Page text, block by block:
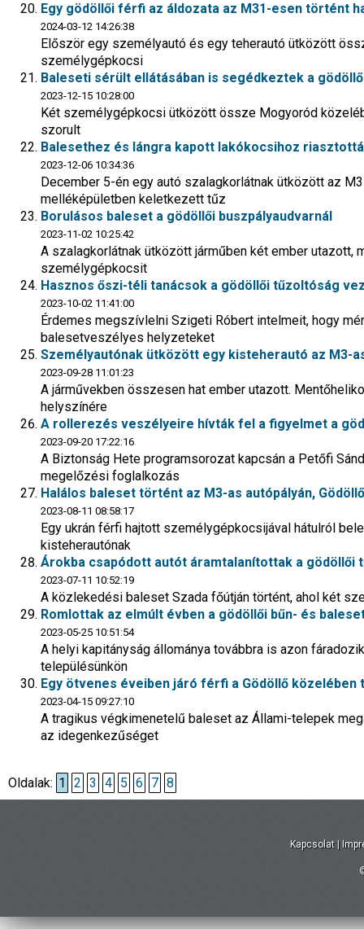
Egy gödöllői férfi az áldozata az M31-esen történt
2024-03-12 14:26:38
Először egy személyautó és egy teherautó ütközött
személygépkocsi
Baleseti sérült ellátásában is segédkeztek a
2023-12-15 10:28:00
Két személygépkocsi ütközött össze Mogyoród
szorult
Balesethez és lángra kapott lakókocsihoz
2023-12-06 10:34:36
December 5-én egy autó szalagkorlátnak ütközött az
melléképületben keletkezett tűz
Borulásos baleset a gödöllői buszpályaudvarnál
2023-11-02 10:25:42
A szalagkorlátnak ütközött járműben két ember utazott,
személygépkocsit
Hasznos őszi-téli tanácsok a gödöllői tűzoltóság
2023-10-02 11:41:00
Érdemes megszívlelni Szigeti Róbert intelmeit, hogy
balesetveszélyes helyzeteket
Személyautónak ütközött egy kisteherautó az M3-
2023-09-28 11:01:23
A járművekben összesen hat ember utazott.
helyszínére
A rollerezés veszélyeire hívták fel a figyelmet a
2023-09-20 17:22:16
A Biztonság Hete programsorozat kapcsán a Petőfi
megelőzési foglalkozás
Halálos baleset történt az M3-as autópályán,
2023-08-11 08:58:17
Egy ukrán férfi hajtott személygépkocsijával hátulról
kisteherautónak
Árokba csapódott autót áramtalanítottak a gödöllői
2023-07-11 10:52:19
A közlekedési baleset Szada főútján történt, ahol két
Romlottak az elmúlt évben a gödöllői bűn- és
2023-05-25 10:51:54
A helyi kapitányság állománya továbbra is azon
településünkön
Egy ötvenes éveiben járó férfi a Gödöllő
2023-04-15 09:27:10
A tragikus végkimenetelű baleset az Állami-telepek
az idegenkezűséget
Oldalak: 1 2 3 4 5 6 7 8
Kapcsolat |